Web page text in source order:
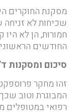
מסקנת החוקרים
שכיחות לא זניחה
החודשים
סיכום ומסקנות
זהו מחקר
המבוגרת וטוב
רפואי במטופלים